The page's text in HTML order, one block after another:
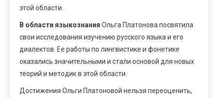
этой области.
В области языкознания Ольга Платонова посвятила
свои исследования изучению русского языка и его
диалектов. Ее работы по лингвистике и фонетике
оказались значительными и стали основой для новых
теорий и методик в этой области.
Достижения Ольги Платоновой нельзя переоценить,